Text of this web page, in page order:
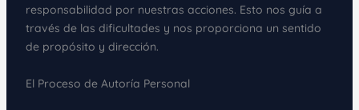
responsabilidad por nuestras acciones. Esto nos guía a
través de las dificultades y nos proporciona un sentido
de propósito y dirección.
El Proceso de Autoría Personal